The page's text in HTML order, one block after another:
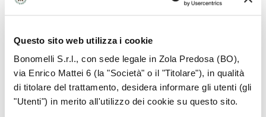
Questo sito web utilizza i cookie
Bonomelli S.r.l., con sede legale in Zola Predosa (BO),
via Enrico Mattei 6 (la "Società" o il "Titolare"), in qualità
di titolare del trattamento, desidera informare gli utenti (gli
"Utenti") in merito all'utilizzo dei cookie su questo sito.
7
Condite con l’intingolo e decorate con basilico